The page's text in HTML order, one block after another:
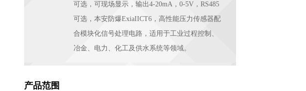
可选，可现场显示，输出4-20mA，0-5V，RS485
可选，本安防爆ExiaIICT6，高性能压力传感器配
合模块化信号处理电路，适用于工业过程控制、
冶金、电力、化工及供水系统等领域。
产品范围